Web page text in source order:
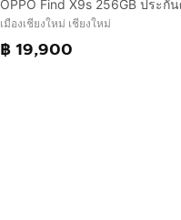
เมืองเชียงใหม่ เชียงใหม่
฿ 19,900